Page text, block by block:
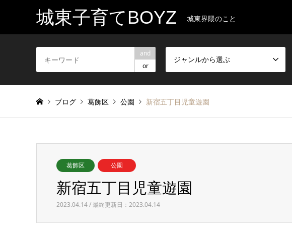
城東子育てBOYZ 城東界隈のこと
and
or
ジャンルから選ぶ
ブログ 葛飾区 公園 新宿五丁目児童遊園
葛飾区 公園
新宿五丁目児童遊園
2023.04.14 / 最終更新日：2023.04.14